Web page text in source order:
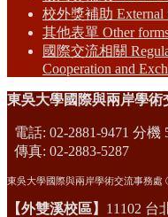
校外獎補助 External
其他表單 Other
國際交流相關
Cooperation and
東吳大學國際與兩岸學術
電話: 02-2881-9471 分機
傳真: 02-2883-5287
東吳大學國際與兩岸學術交流事務
【外雙溪校區】 11102 台